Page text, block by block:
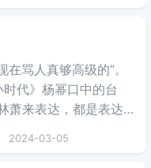
骂人真够高级的”。
代》杨幂口中的台
萧来表达，都是表达
示别人在对于某件事
说中的说话，不带脏
2024-03-05